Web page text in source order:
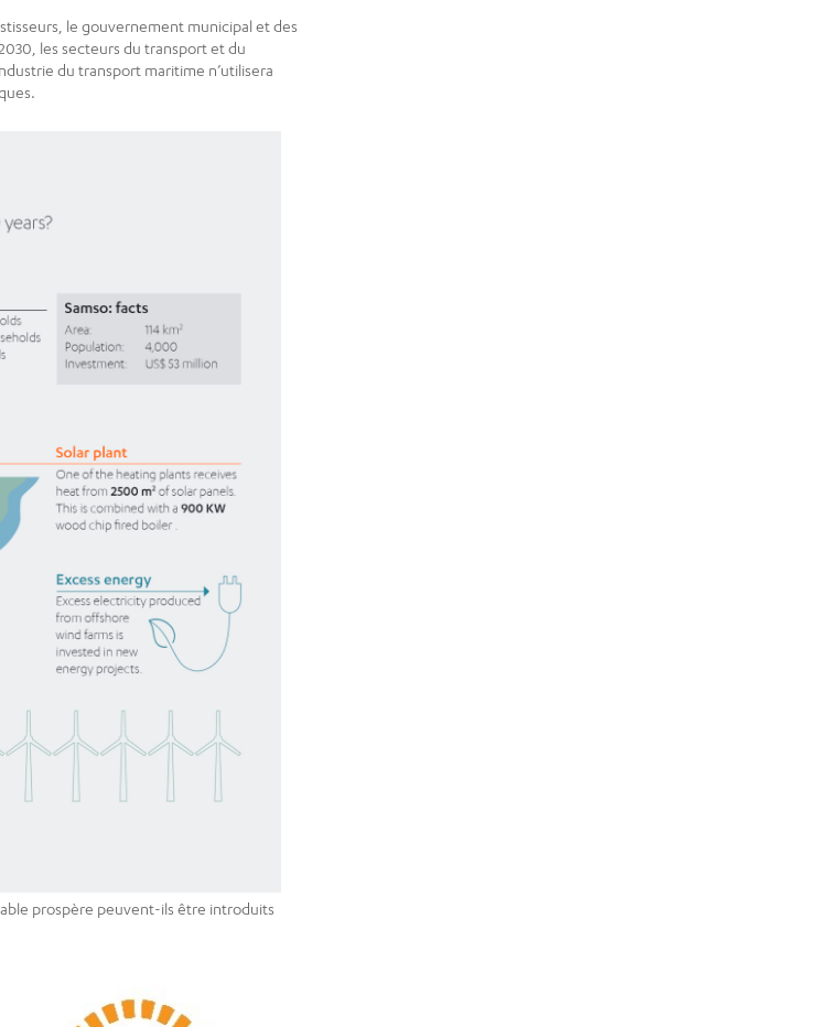
le gouvernement municipal et des
les secteurs du transport et du
du transport maritime n’utilisera
prospère peuvent-ils être introduits